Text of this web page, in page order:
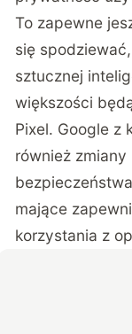
To zapewne
się
sztucznej
większości
Pixel. Google z
również
mające
korzystania z